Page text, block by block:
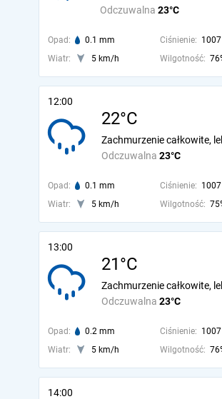
Odczuwalna 23°C
Opad: 0.1 mm Ciśnienie:
Wiatr:
5 km/h Wilgotność:
12:00
22°C
Odczuwalna 23°C
Zachmurzenie całkowite,
Opad: 0.1 mm Ciśnienie:
Wiatr:
5 km/h Wilgotność:
13:00
21°C
Odczuwalna 23°C
Zachmurzenie całkowite,
Opad: 0.2 mm Ciśnienie:
Wiatr:
5 km/h Wilgotność:
14:00